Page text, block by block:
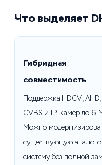
Что выделяет
Гибридная
совместимость
Поддержка HDCVI, AHD,
CVBS и IP-камер до 6
Можно
существующую
систему без полной